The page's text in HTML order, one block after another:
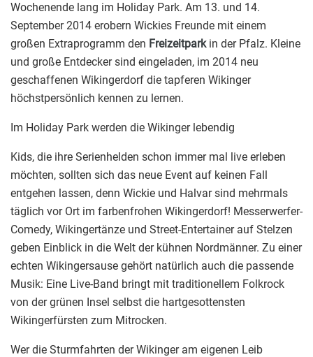
Wochenende lang im Holiday Park. Am 13. und 14.
September 2014 erobern Wickies Freunde mit einem
großen Extraprogramm den Freizeitparkin der Pfalz. Kleine
und große Entdecker sind eingeladen, im 2014 neu
geschaffenen Wikingerdorf die tapferen Wikinger
höchstpersönlich kennen zu lernen.
Im Holiday Park werden die Wikinger lebendig
Kids, die ihre Serienhelden schon immer mal live erleben
möchten, sollten sich das neue Event auf keinen Fall
entgehen lassen, denn Wickie und Halvar sind mehrmals
täglich vor Ort im farbenfrohen Wikingerdorf! Messerwerfer-
Comedy, Wikingertänze und Street-Entertainer auf Stelzen
geben Einblick in die Welt der kühnen Nordmänner. Zu einer
echten Wikingersause gehört natürlich auch die passende
Musik: Eine Live-Band bringt mit traditionellem Folkrock
von der grünen Insel selbst die hartgesottensten
Wikingerfürsten zum Mitrocken.
Wer die Sturmfahrten der Wikinger am eigenen Leib